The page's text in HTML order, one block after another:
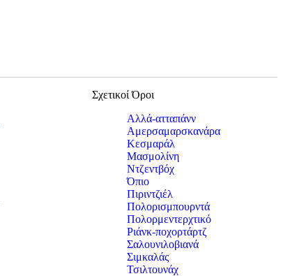
Σχετικοί Όροι
Αλλά-ατταπάνν
Αμερσαμαρσκανάρα
Κεσμαράλ
Μασμολίνη
Ντζεντβόχ
Όπιο
Πιριντζιέλ
Πολορισμπουρντά
Πολορμεντερχτικό
Ριάνκ-ποχορτάρτζ
Σαλουνιλοβιανά
Σιμκαλάς
Τσιλτουνάχ